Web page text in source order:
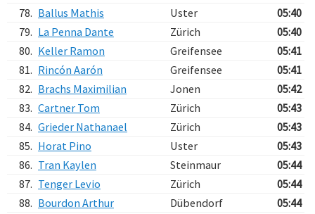
78. Ballus Mathis Uster
05:40
79. La Penna Dante Zürich
05:40
80. Keller Ramon Greifensee
05:41
81. Rincón Aarón Greifensee
05:41
82. Brachs Maximilian Jonen
05:42
83. Cartner Tom Zürich
05:43
84. Grieder Nathanael Zürich
05:43
85. Horat Pino Uster
05:43
86. Tran Kaylen Steinmaur
05:44
87. Tenger Levio Zürich
05:44
88. Bourdon Arthur Dübendorf
05:44